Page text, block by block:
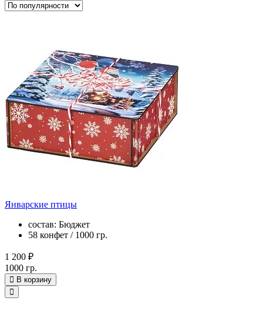
Январские птицы
состав: Бюджет
58 конфет / 1000 гр.
1 200 ₽
1000 гр.
В корзину